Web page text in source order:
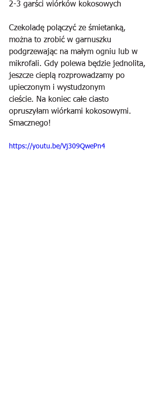
2-3 garści wiórków kokosowych
Czekoladę polączyć ze śmietanką,
można to zrobić w garnuszku
podgrzewając na małym ogniu lub w
mikrofali. Gdy polewa będzie jednolita,
jeszcze cieplą rozprowadzamy po
upieczonym i wystudzonym
cieście. Na koniec całe ciasto
opruszyłam wiórkami kokosowymi.
Smacznego!
https://youtu.be/Vj309QwePn4